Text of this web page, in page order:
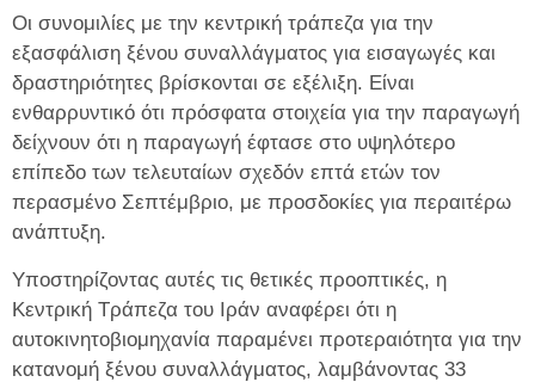
Οι συνομιλίες με την κεντρική τράπεζα για την
εξασφάλιση ξένου συναλλάγματος για εισαγωγές και
δραστηριότητες βρίσκονται σε εξέλιξη. Είναι
ενθαρρυντικό ότι πρόσφατα στοιχεία για την παραγωγή
δείχνουν ότι η παραγωγή έφτασε στο υψηλότερο
επίπεδο των τελευταίων σχεδόν επτά ετών τον
περασμένο Σεπτέμβριο, με προσδοκίες για περαιτέρω
ανάπτυξη.
Υποστηρίζοντας αυτές τις θετικές προοπτικές, η
Κεντρική Τράπεζα του Ιράν αναφέρει ότι η
αυτοκινητοβιομηχανία παραμένει προτεραιότητα για την
κατανομή ξένου συναλλάγματος, λαμβάνοντας 33